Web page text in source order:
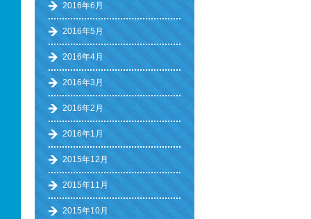
2016年6月
2016年5月
2016年4月
2016年3月
2016年2月
2016年1月
2015年12月
2015年11月
2015年10月